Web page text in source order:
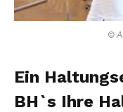
©
Ein
BH`s Ihre